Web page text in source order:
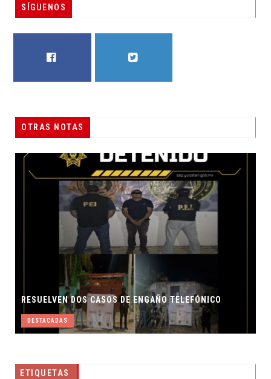
SÍGUENOS
OTRAS NOTAS
ÁLVAREZ MAYNES PROMUEVE DENUNCIA POPULAR
DESTACADAS
ETIQUETAS